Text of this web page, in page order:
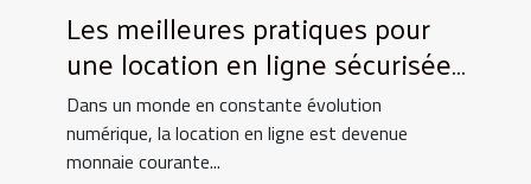
Les meilleures pratiques pour
une location en ligne sécurisée
et efficace
Dans un monde en constante évolution
numérique, la location en ligne est devenue
monnaie courante...